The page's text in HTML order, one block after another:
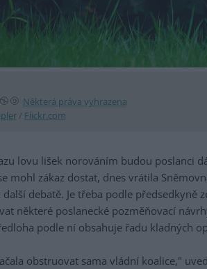
Některá práva vyhrazena
/ Flickr.com
lovu lišek norováním budou poslanci
mohl zákaz dostat, dnes vrátila
debatě. Je třeba podle předsedkyně
některé poslanecké pozměňovací
podle ní obsahuje řadu kladných
obstruovat sama vládní koalice,"